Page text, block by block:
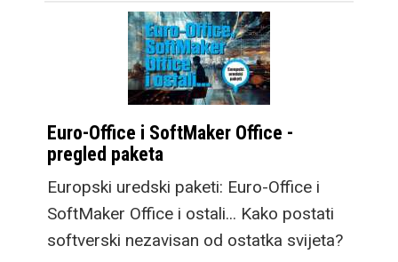
Euro-Office i SoftMaker Office -
pregled paketa
Europski uredski paketi: Euro-Office i
SoftMaker Office i ostali... Kako postati
softverski nezavisan od ostatka svijeta?